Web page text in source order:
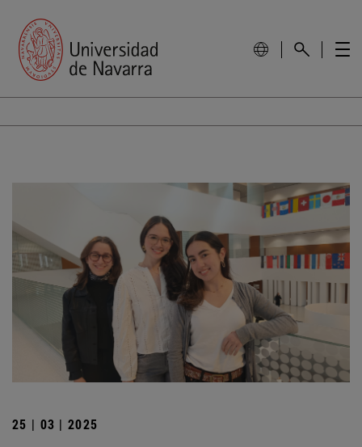
25 | 03 | 2025